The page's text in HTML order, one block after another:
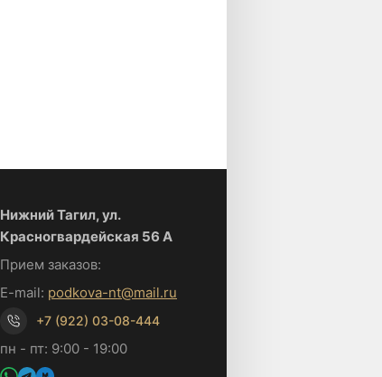
Нижний Тагил, ул.
Красногвардейская 56 А
Прием заказов:
E-mail: podkova-nt@mail.ru
+7 (922) 03-08-444
пн - пт: 9:00 - 19:00